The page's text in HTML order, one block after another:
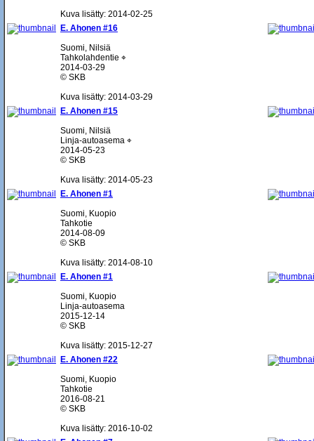
Kuva lisätty: 2014-02-25
E. Ahonen #16
Suomi, Nilsiä
Tahkolahdentie ⌖
2014-03-29
© SKB
Kuva lisätty: 2014-03-29
E. Ahonen #15
Suomi, Nilsiä
Linja-autoasema ⌖
2014-05-23
© SKB
Kuva lisätty: 2014-05-23
E. Ahonen #1
Suomi, Kuopio
Tahkotie
2014-08-09
© SKB
Kuva lisätty: 2014-08-10
E. Ahonen #1
Suomi, Kuopio
Linja-autoasema
2015-12-14
© SKB
Kuva lisätty: 2015-12-27
E. Ahonen #22
Suomi, Kuopio
Tahkotie
2016-08-21
© SKB
Kuva lisätty: 2016-10-02